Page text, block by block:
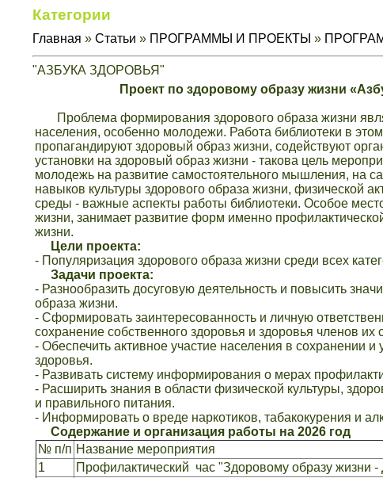
Категории
Главная » Статьи » ПРОГРАММЫ И ПРОЕКТЫ »
"АЗБУКА ЗДОРОВЬЯ"
Проект по здоровому образу жизни «Азбука
Проблема формирования здорового образа жизни
населения, особенно молодежи. Работа библиотеки в
пропагандируют здоровый образ жизни, содействуют
установки на здоровый образ жизни - такова цель
молодежь на развитие самостоятельного мышления, на
навыков культуры здорового образа жизни, физической
среды - важные аспекты работы библиотеки. Особое
жизни, занимает развитие форм именно
жизни.
Цели проекта:
- Популяризация здорового образа жизни среди всех
Задачи проекта:
- Разнообразить досуговую деятельность и повысить
образа жизни.
- Сформировать заинтересованность и личную
сохранение собственного здоровья и здоровья членов их
- Обеспечить активное участие населения в сохранении и
здоровья.
- Развивать систему информирования о мерах
- Расширить знания в области физической культуры,
и правильного питания.
- Информировать о вреде наркотиков, табакокурения и
Содержание и организация работы на 2026 год
№ п/п Название мероприятия
1
Профилактический час "Здоровому образу жизни -